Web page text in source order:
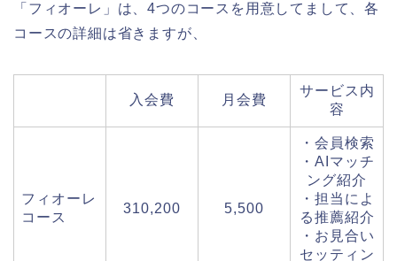
「フィオーレ」は、4つのコースを用意してまして、各
コースの詳細は省きますが、
入会費 月会費
サービス内
容
フィオーレ
コース
310,200 5,500
・会員検索
・AIマッチ
ング紹介
・担当によ
る推薦紹介
・お見合い
セッティン